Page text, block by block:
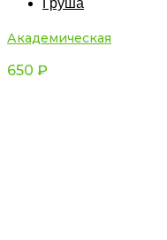
Груша
Академическая
650 ₽